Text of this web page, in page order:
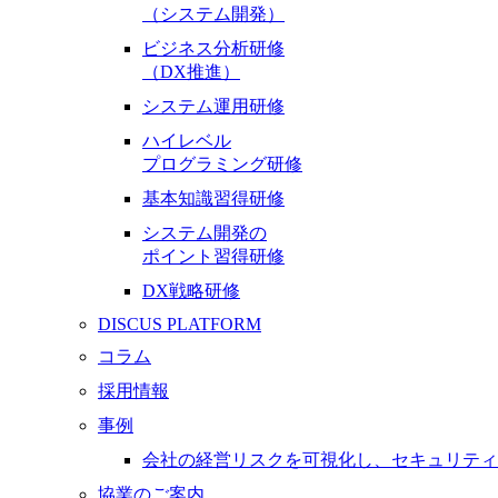
（システム開発）
ビジネス分析研修
（DX推進）
システム運用研修
ハイレベル
プログラミング研修
基本知識習得研修
システム開発の
ポイント習得研修
DX戦略研修
DISCUS PLATFORM
コラム
採用情報
事例
会社の経営リスクを可視化し、セキュリテ
協業のご案内